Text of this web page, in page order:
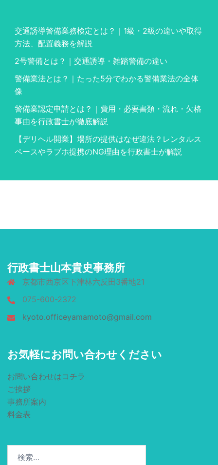
交通誘導警備業務検定とは？｜1級・2級の違いや取得
方法、配置義務を解説
2号警備とは？｜交通誘導・雑踏警備の違い
警備業法とは？｜たった5分でわかる警備業法の全体
像
警備業認定申請とは？｜費用・必要書類・流れ・欠格
事由を行政書士が徹底解説
【デリヘル開業】場所の提供はなぜ違法？レンタルス
ペースやラブホ提携のNG理由を行政書士が解説
行政書士山本貴史事務所
京都市西京区下津林六反田3番地21
075-600-2372
kyoto.officeyamamoto@gmail.com
お気軽にお問い合わせください
お問い合わせはコチラ
ご挨拶
事務所案内
料金表